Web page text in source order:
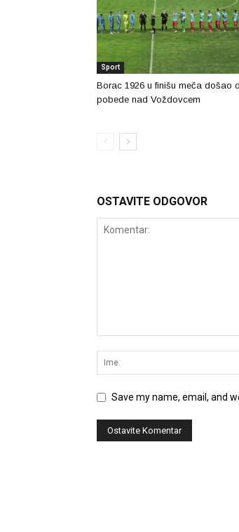
Sport
Borac 1926 u finišu meča došao
pobede nad Voždovcem
OSTAVITE ODGOVOR
Save my name, email, and